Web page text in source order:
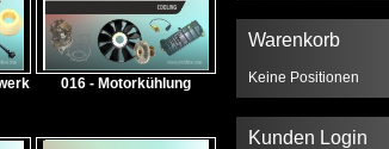
Warenkorb
Keine Positionen
Kunden Login
016 - Motorkühlung